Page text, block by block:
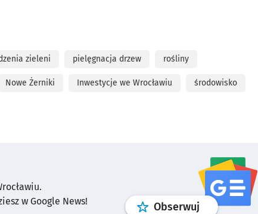
zieleni pielęgnacja drzew rośliny
Nowe Żerniki Inwestycje we Wrocławiu środowisko
w Google News!
Obserwuj profil